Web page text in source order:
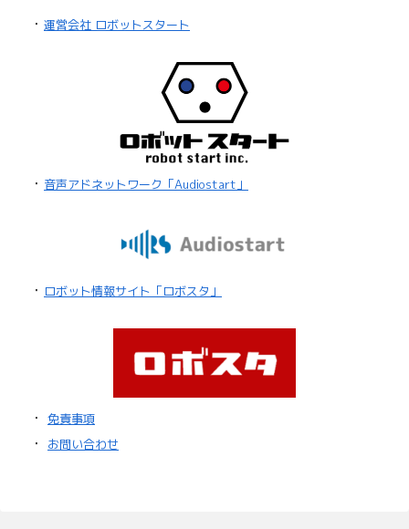
・ 運営会社 ロボットスタート
・ 音声アドネットワーク「Audiostart」
・ ロボット情報サイト「ロボスタ」
・ 免責事項
・ お問い合わせ